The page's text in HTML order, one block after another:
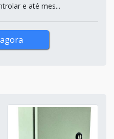
e até mes...